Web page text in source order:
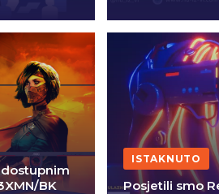
dostupnim
BK
ISTAKNUTO
Posjetili smo